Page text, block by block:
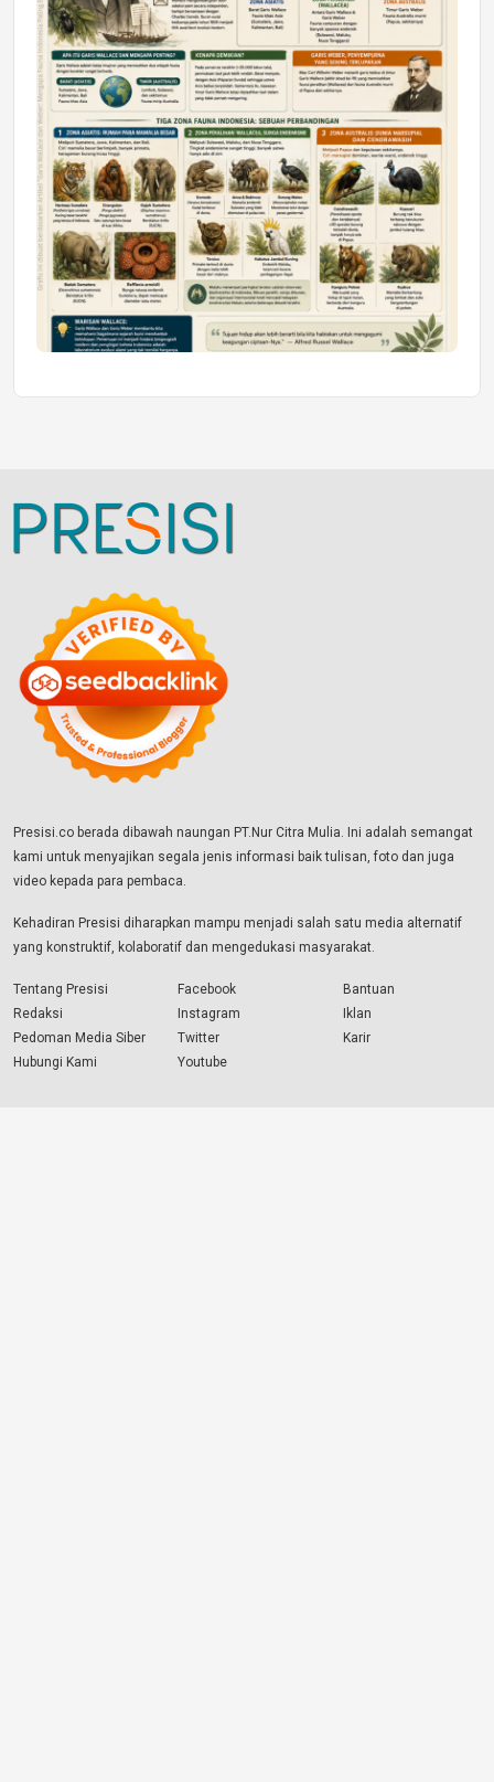
Presisi.co berada dibawah naungan PT.Nur Citra Mulia. Ini adalah semangat
kami untuk menyajikan segala jenis informasi baik tulisan, foto dan juga
video kepada para pembaca.
Kehadiran Presisi diharapkan mampu menjadi salah satu media alternatif
yang konstruktif, kolaboratif dan mengedukasi masyarakat.
Tentang Presisi
Redaksi
Pedoman Media Siber
Hubungi Kami
Facebook
Instagram
Twitter
Youtube
Bantuan
Iklan
Karir